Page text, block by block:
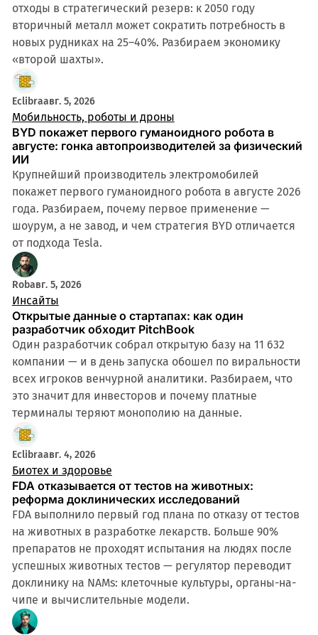
отходы в стратегический резерв: к 2050 году
вторичный металл может сократить потребность в
новых рудниках на 25–40%. Разбираем экономику
«второй шахты».
Eclibraавг. 5, 2026
Мобильность, роботы и дроны
BYD покажет первого гуманоидного робота в
августе: гонка автопроизводителей за физический
ИИ
Крупнейший производитель электромобилей
покажет первого гуманоидного робота в августе 2026
года. Разбираем, почему первое применение —
шоурум, а не завод, и чем стратегия BYD отличается
от подхода Tesla.
Robавг. 5, 2026
Инсайты
Открытые данные о стартапах: как один
разработчик обходит PitchBook
Один разработчик собрал открытую базу на 11 632
компании — и в день запуска обошел по виральности
всех игроков венчурной аналитики. Разбираем, что
это значит для инвесторов и почему платные
терминалы теряют монополию на данные.
Eclibraавг. 4, 2026
Биотех и здоровье
FDA отказывается от тестов на животных:
реформа доклинических исследований
FDA выполнило первый год плана по отказу от тестов
на животных в разработке лекарств. Больше 90%
препаратов не проходят испытания на людях после
успешных животных тестов — регулятор переводит
доклинику на NAMs: клеточные культуры, органы-на-
чипе и вычислительные модели.